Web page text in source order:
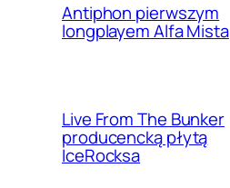
Antiphon pierwszym
longplayem Alfa Mista
Live From The Bunker
producencką płytą
IceRocksa